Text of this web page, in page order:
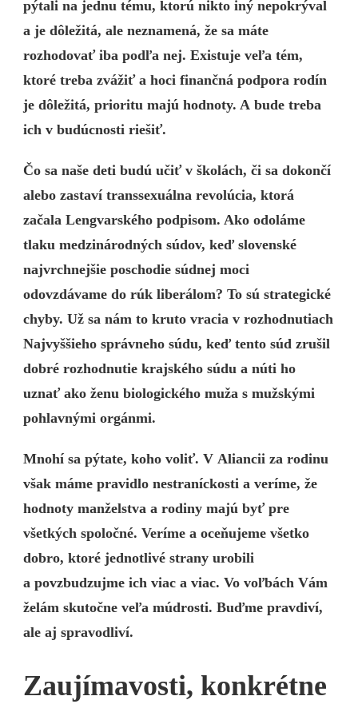
pýtali na jednu tému, ktorú nikto iný nepokrýval
a je dôležitá, ale neznamená, že sa máte
rozhodovať iba podľa nej. Existuje veľa tém,
ktoré treba zvážiť a hoci finančná podpora rodín
je dôležitá, prioritu majú hodnoty. A bude treba
ich v budúcnosti riešiť.
Čo sa naše deti budú učiť v školách, či sa dokončí
alebo zastaví transsexuálna revolúcia, ktorá
začala Lengvarského podpisom. Ako odoláme
tlaku medzinárodných súdov, keď slovenské
najvrchnejšie poschodie súdnej moci
odovzdávame do rúk liberálom? To sú strategické
chyby. Už sa nám to kruto vracia v rozhodnutiach
Najvyššieho správneho súdu, keď tento súd zrušil
dobré rozhodnutie krajského súdu a núti ho
uznať ako ženu biologického muža s mužskými
pohlavnými orgánmi.
Mnohí sa pýtate, koho voliť. V Aliancii za rodinu
však máme pravidlo nestraníckosti a veríme, že
hodnoty manželstva a rodiny majú byť pre
všetkých spoločné. Veríme a oceňujeme všetko
dobro, ktoré jednotlivé strany urobili
a povzbudzujme ich viac a viac. Vo voľbách Vám
želám skutočne veľa múdrosti. Buďme pravdiví,
ale aj spravodliví.
Zaujímavosti, konkrétne